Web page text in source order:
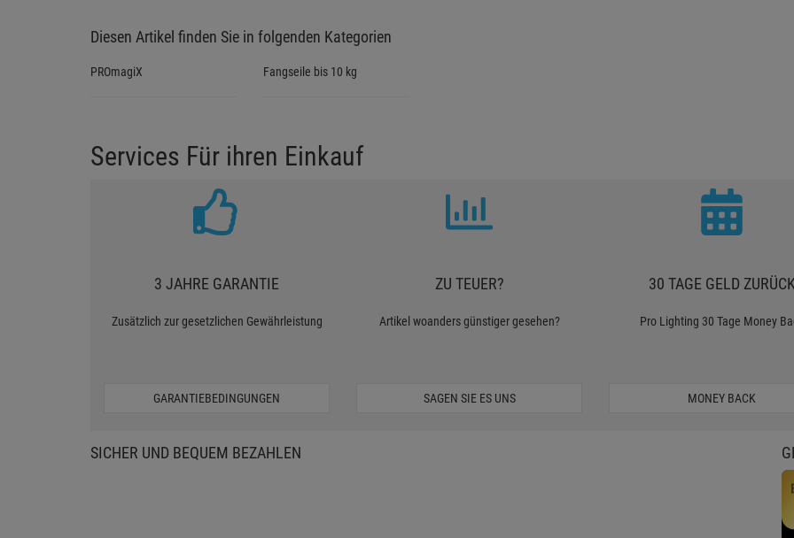
Diesen Artikel finden Sie in folgenden Kategorien
PROmagiX Fangseile bis 10 kg
Services Für ihren Einkauf
3 JAHRE GARANTIE
Zusätzlich zur gesetzlichen Gewährleistung
GARANTIEBEDINGUNGEN
ZU TEUER?
Artikel woanders günstiger gesehen?
SAGEN SIE ES UNS
30 TAGE GELD ZURÜCK
Pro Lighting 30 Tage Money
MONEY BACK
SICHER UND BEQUEM BEZAHLEN